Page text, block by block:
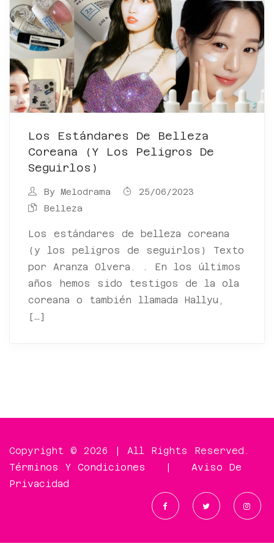
Los Estándares De Belleza
Coreana (y Los Peligros De
Seguirlos)
By Melodrama
25/06/2023
Belleza
Los estándares de belleza coreana
(y los peligros de seguirlos) Texto
por Aranza Olvera. . En los últimos
años hemos sido testigos de la ola
coreana o también llamada Hallyu,
[…]
Copyright © 2026 | All Rights Reserved.
Términos Y Condiciones
Aviso De
Privacidad